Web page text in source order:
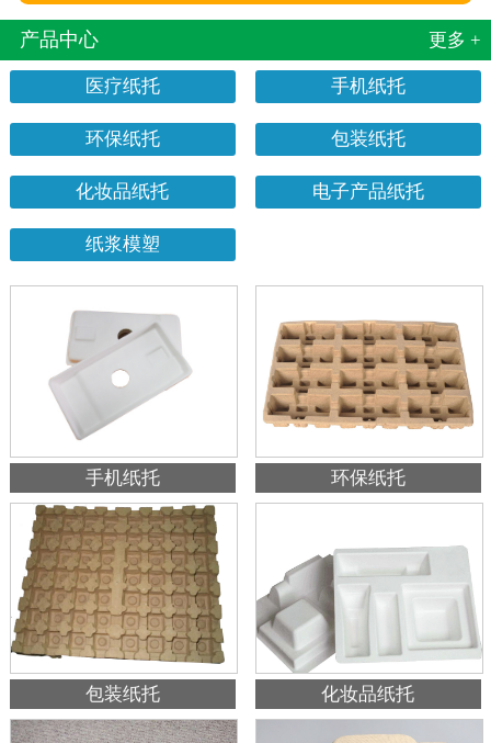
产品中心 更多 +
医疗纸托 手机纸托
环保纸托 包装纸托
化妆品纸托 电子产品纸托
纸浆模塑
手机纸托 环保纸托
包装纸托 化妆品纸托